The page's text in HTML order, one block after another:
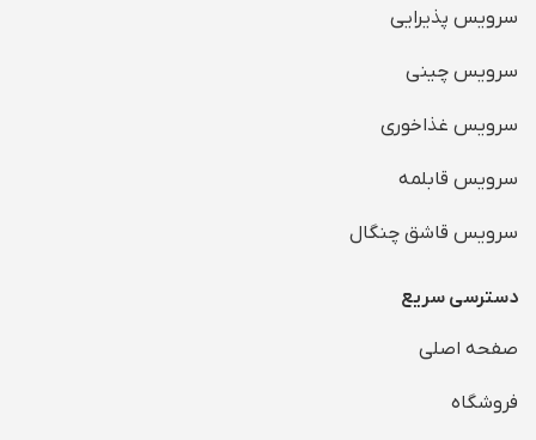
سرویس پذیرایی
سرویس چینی
سرویس غذاخوری
سرویس قابلمه
سرویس قاشق چنگال
دسترسی سریع
صفحه اصلی
فروشگاه